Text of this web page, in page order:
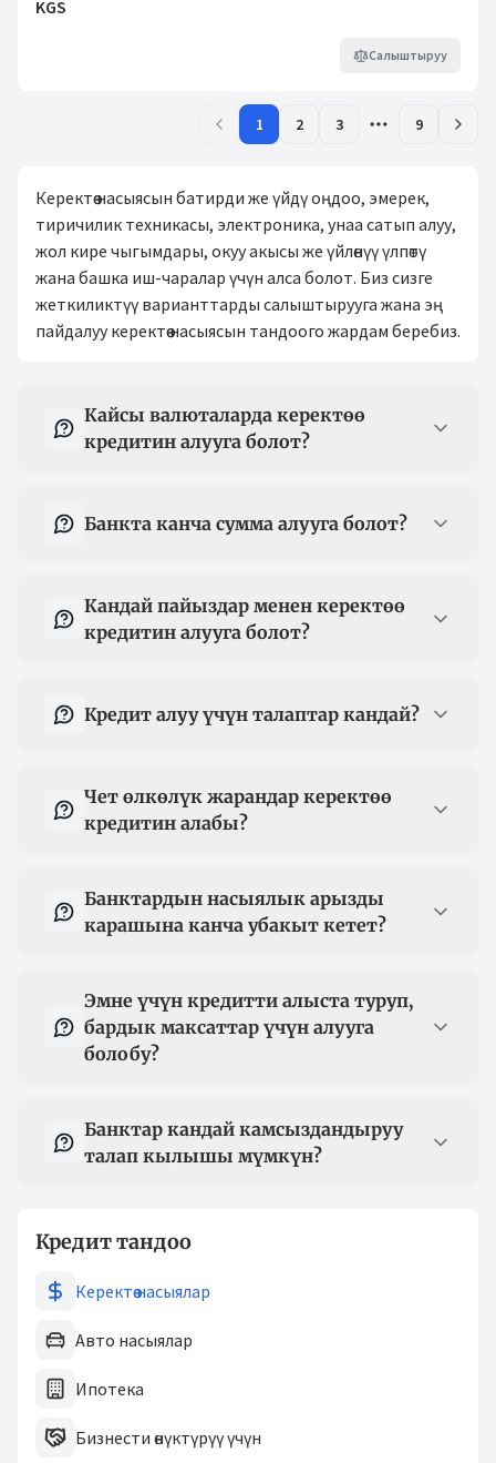
KGS
Салыштыруу
1 2 3 9
Керектөө насыясын батирди же үйдү оңдоо, эмерек,
тиричилик техникасы, электроника, унаа сатып алуу,
жол кире чыгымдары, окуу акысы же үйлөнүү үлпөтү
жана башка иш-чаралар үчүн алса болот. Биз сизге
жеткиликтүү варианттарды салыштырууга жана эң
пайдалуу керектөө насыясын тандоого жардам беребиз.
Кайсы валюталарда керектөө
кредитин алууга болот?
Банкта канча сумма алууга болот?
Кандай пайыздар менен керектөө
кредитин алууга болот?
Кредит алуу үчүн талаптар кандай?
Чет өлкөлүк жарандар керектөө
кредитин алабы?
Банктардын насыялык арызды
карашына канча убакыт кетет?
Эмне үчүн кредитти алыста туруп,
бардык максаттар үчүн алууга
болобу?
Банктар кандай камсыздандыруу
талап кылышы мүмкүн?
Кредит тандоо
Керектөө насыялар
Авто насыялар
Ипотека
Бизнести өнүктүрүү үчүн